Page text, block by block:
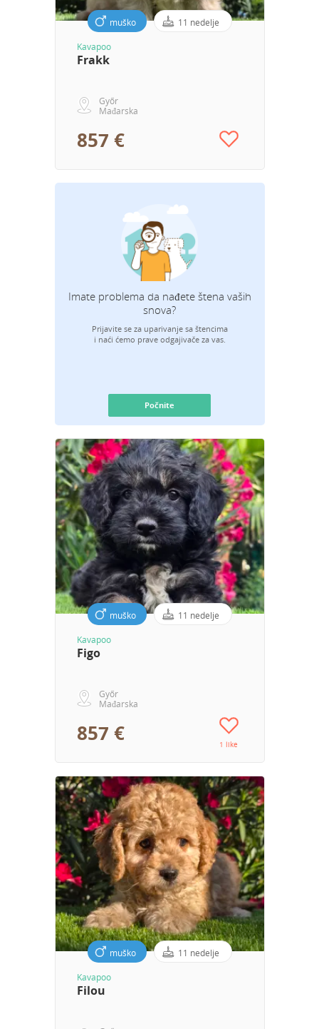
muško 11 nedelje
Kavapoo
Frakk
Győr
Mađarska
857 €
Imate problema da nađete štena vaših
snova?
Prijavite se za uparivanje sa štencima
i naći ćemo prave odgajivače za vas.
Počnite
muško 11 nedelje
Kavapoo
Figo
Győr
Mađarska
857 € 1 like
muško 11 nedelje
Kavapoo
Filou